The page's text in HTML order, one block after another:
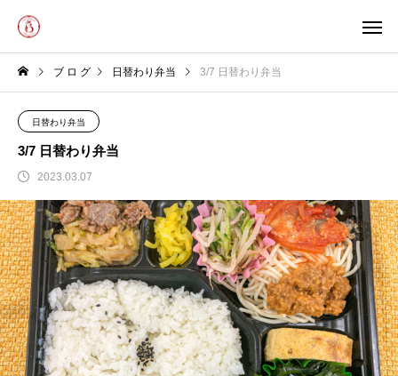
ブ ロ グ 日替わり弁当 3/7 日替わり弁当
日替わり弁当
3/7 日替わり弁当
2023.03.07